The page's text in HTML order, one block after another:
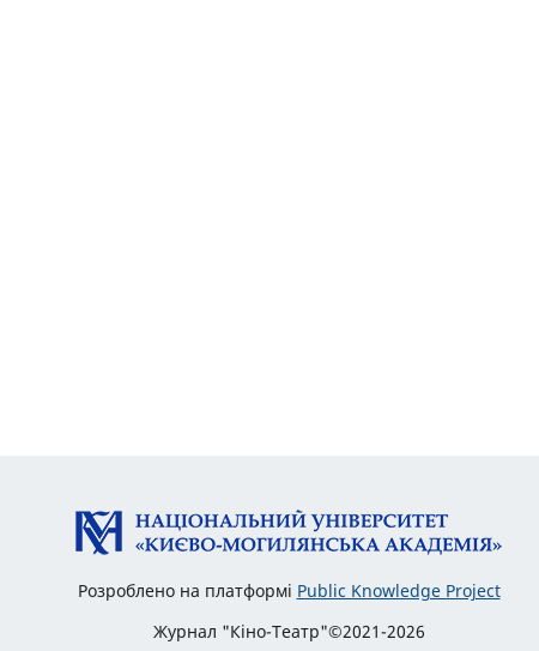
Розроблено на платформі Public Knowledge Project
Журнал "Кіно-Театр"©2021-2026